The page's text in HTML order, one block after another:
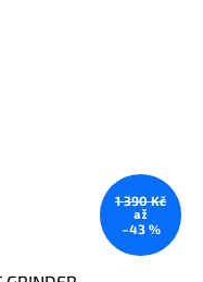
1 390 Kč
až
–43 %